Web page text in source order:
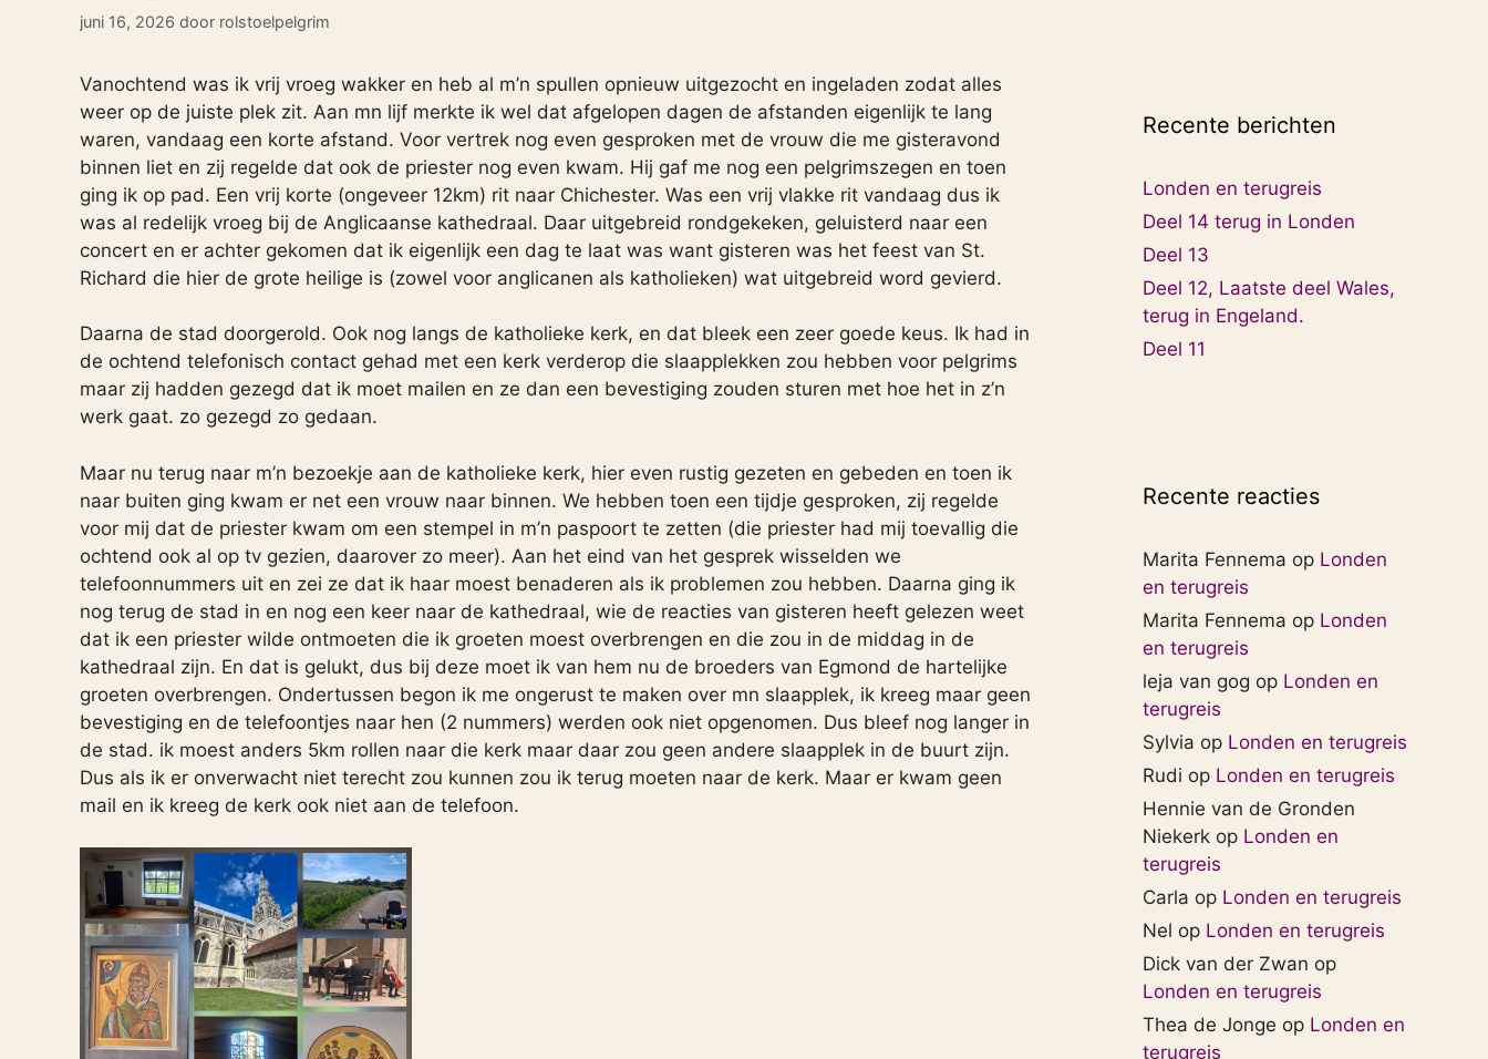
juni 16, 2026 door rolstoelpelgrim
Vanochtend was ik vrij vroeg wakker en heb al m’n spullen opnieuw uitgezocht en ingeladen zodat alles
weer op de juiste plek zit. Aan mn lijf merkte ik wel dat afgelopen dagen de afstanden eigenlijk te lang
waren, vandaag een korte afstand. Voor vertrek nog even gesproken met de vrouw die me gisteravond
binnen liet en zij regelde dat ook de priester nog even kwam. Hij gaf me nog een pelgrimszegen en toen
ging ik op pad. Een vrij korte (ongeveer 12km) rit naar Chichester. Was een vrij vlakke rit vandaag dus ik
was al redelijk vroeg bij de Anglicaanse kathedraal. Daar uitgebreid rondgekeken, geluisterd naar een
concert en er achter gekomen dat ik eigenlijk een dag te laat was want gisteren was het feest van St.
Richard die hier de grote heilige is (zowel voor anglicanen als katholieken) wat uitgebreid word gevierd.
Daarna de stad doorgerold. Ook nog langs de katholieke kerk, en dat bleek een zeer goede keus. Ik had in
de ochtend telefonisch contact gehad met een kerk verderop die slaapplekken zou hebben voor pelgrims
maar zij hadden gezegd dat ik moet mailen en ze dan een bevestiging zouden sturen met hoe het in z’n
werk gaat. zo gezegd zo gedaan.
Maar nu terug naar m’n bezoekje aan de katholieke kerk, hier even rustig gezeten en gebeden en toen ik
naar buiten ging kwam er net een vrouw naar binnen. We hebben toen een tijdje gesproken, zij regelde
voor mij dat de priester kwam om een stempel in m’n paspoort te zetten (die priester had mij toevallig die
ochtend ook al op tv gezien, daarover zo meer). Aan het eind van het gesprek wisselden we
telefoonnummers uit en zei ze dat ik haar moest benaderen als ik problemen zou hebben. Daarna ging ik
nog terug de stad in en nog een keer naar de kathedraal, wie de reacties van gisteren heeft gelezen weet
dat ik een priester wilde ontmoeten die ik groeten moest overbrengen en die zou in de middag in de
kathedraal zijn. En dat is gelukt, dus bij deze moet ik van hem nu de broeders van Egmond de hartelijke
groeten overbrengen. Ondertussen begon ik me ongerust te maken over mn slaapplek, ik kreeg maar geen
bevestiging en de telefoontjes naar hen (2 nummers) werden ook niet opgenomen. Dus bleef nog langer in
de stad. ik moest anders 5km rollen naar die kerk maar daar zou geen andere slaapplek in de buurt zijn.
Dus als ik er onverwacht niet terecht zou kunnen zou ik terug moeten naar de kerk. Maar er kwam geen
mail en ik kreeg de kerk ook niet aan de telefoon.
Recente berichten
Londen en terugreis
Deel 14 terug in Londen
Deel 13
Deel 12, Laatste deel Wales,
terug in Engeland.
Deel 11
Recente reacties
Marita Fennema op Londen
en terugreis
Marita Fennema op Londen
en terugreis
leja van gog op Londen en
terugreis
Sylvia op Londen en terugreis
Rudi op Londen en terugreis
Hennie van de Gronden
Niekerk op Londen en
terugreis
Carla op Londen en terugreis
Nel op Londen en terugreis
Dick van der Zwan op
Londen en terugreis
Thea de Jonge op Londen en
terugreis